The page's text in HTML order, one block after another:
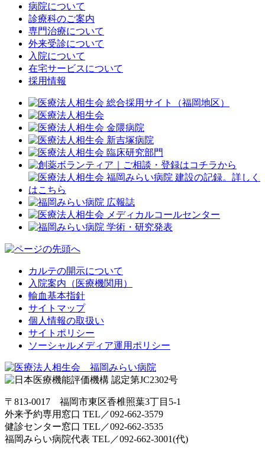
病院について
診療科のご案内
専門治療について
外来受診について
入院について
在宅サービスについて
採用情報
カルテの開示について
入院案内（医療機関用）
輸血基本指針
サイトマップ
個人情報の取扱い
サイトポリシー
ソーシャルメディア運用ポリシー
〒813-0017 福岡市東区香椎照葉3丁目5-1
外来予約専用窓口 TEL／092-662-3579
健診センター窓口 TEL／092-662-3535
福岡みらい病院代表 TEL／092-662-3001(代)